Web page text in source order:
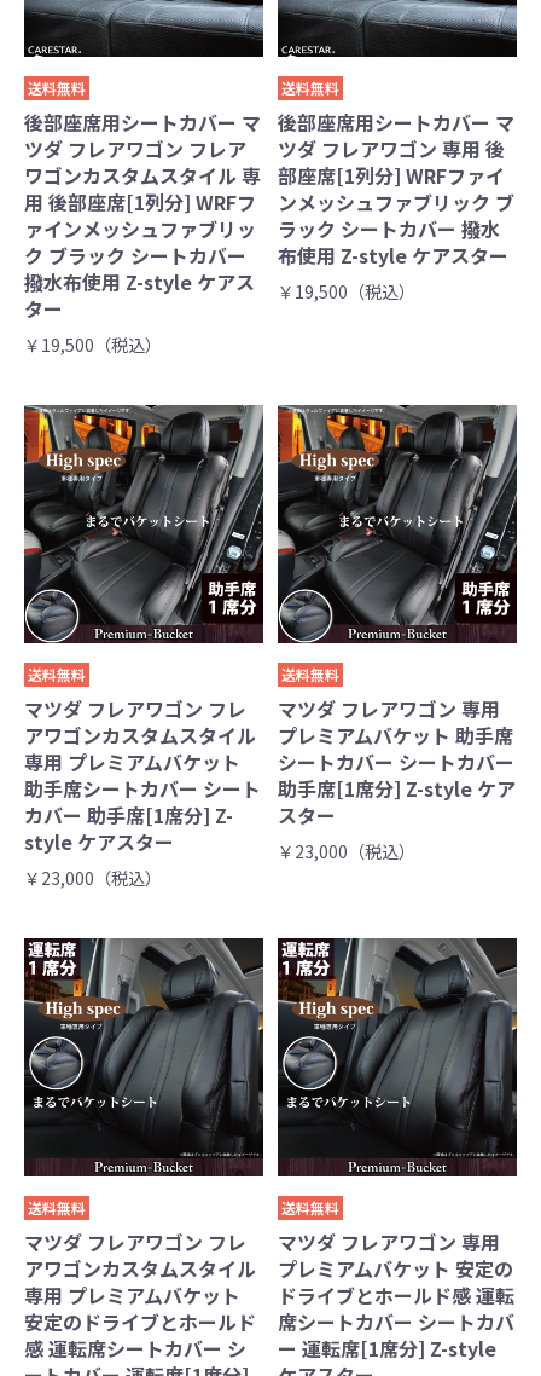
送料無料
後部座席用シートカバー マ
ツダ フレアワゴン フレア
ワゴンカスタムスタイル 専
用 後部座席[1列分] WRFフ
ァインメッシュファブリッ
ク ブラック シートカバー
撥水布使用 Z-style ケアス
ター
￥19,500（税込）
送料無料
後部座席用シートカバー マ
ツダ フレアワゴン 専用 後
部座席[1列分] WRFファイ
ンメッシュファブリック ブ
ラック シートカバー 撥水
布使用 Z-style ケアスター
￥19,500（税込）
送料無料
マツダ フレアワゴン フレ
アワゴンカスタムスタイル
専用 プレミアムバケット
助手席シートカバー シート
カバー 助手席[1席分] Z-
style ケアスター
￥23,000（税込）
送料無料
マツダ フレアワゴン 専用
プレミアムバケット 助手席
シートカバー シートカバー
助手席[1席分] Z-style ケア
スター
￥23,000（税込）
送料無料
マツダ フレアワゴン フレ
アワゴンカスタムスタイル
専用 プレミアムバケット
安定のドライブとホールド
感 運転席シートカバー シ
送料無料
マツダ フレアワゴン 専用
プレミアムバケット 安定の
ドライブとホールド感 運転
席シートカバー シートカバ
ー 運転席[1席分] Z-style